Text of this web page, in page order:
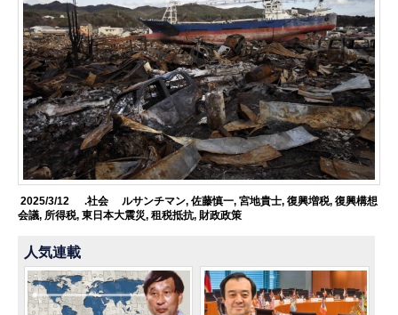
2025/3/12 .社会 ルサンチマン, 佐藤慎一, 宮地貴士, 復興増税, 復興構想
会議, 所得税,東日本大震災,租税抵抗,財政政策
人気連載